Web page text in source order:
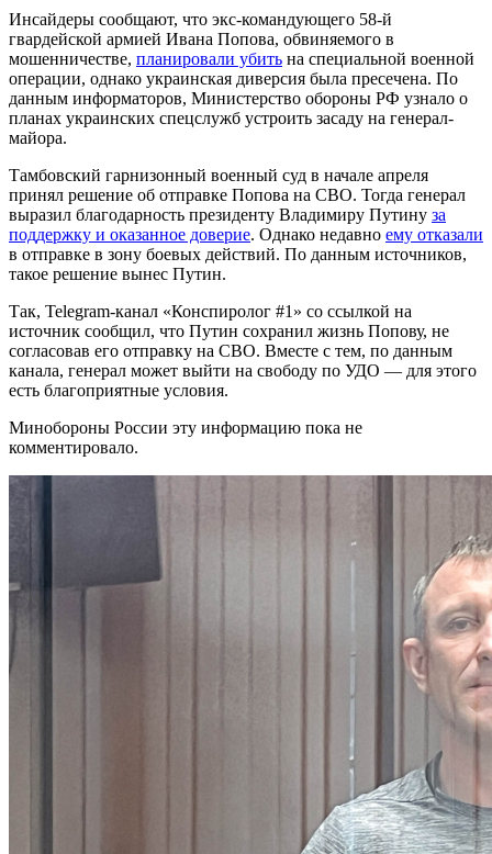
Инсайдеры сообщают, что экс-командующего 58-й
гвардейской армией Ивана Попова, обвиняемого в
мошенничестве, планировали убить на специальной военной
операции, однако украинская диверсия была пресечена. По
данным информаторов, Министерство обороны РФ узнало о
планах украинских спецслужб устроить засаду на генерал-
майора.
Тамбовский гарнизонный военный суд в начале апреля
принял решение об отправке Попова на СВО. Тогда генерал
выразил благодарность президенту Владимиру Путину за
поддержку и оказанное доверие. Однако недавно ему отказали
в отправке в зону боевых действий. По данным источников,
такое решение вынес Путин.
Так, Telegram-канал «Конспиролог #1» со ссылкой на
источник сообщил, что Путин сохранил жизнь Попову, не
согласовав его отправку на СВО. Вместе с тем, по данным
канала, генерал может выйти на свободу по УДО — для этого
есть благоприятные условия.
Минобороны России эту информацию пока не
комментировало.